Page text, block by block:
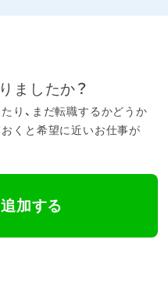
ましたか？
り、まだ転職するかどうか
くと希望に近いお仕事が
加する